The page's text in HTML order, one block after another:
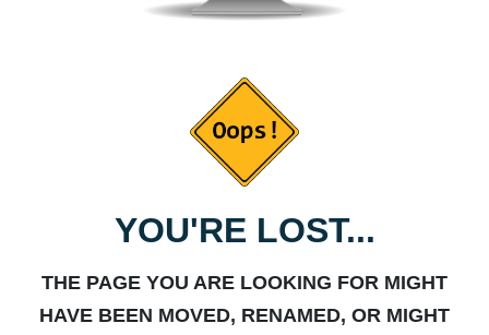
YOU'RE LOST...
THE PAGE YOU ARE LOOKING FOR MIGHT
HAVE BEEN MOVED, RENAMED, OR MIGHT